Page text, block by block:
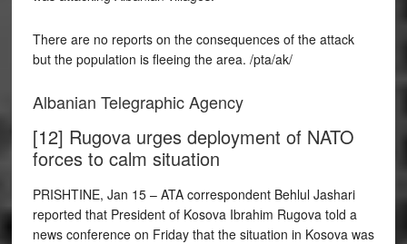
There are no reports on the consequences of the attack
but the population is fleeing the area. /pta/ak/
Albanian Telegraphic Agency
[12] Rugova urges deployment of NATO
forces to calm situation
PRISHTINE, Jan 15 – ATA correspondent Behlul Jashari
reported that President of Kosova Ibrahim Rugova told a
news conference on Friday that the situation in Kosova was